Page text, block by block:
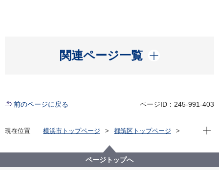
関連ページ一覧
開く
前のページに戻る ページID：245-991-403
現在位置 横浜市トップページ
都筑区トップページ
こんにちは、区長です！ バックナンバー年度別（旧
フォトニュースつづき）
2021年度
現在
ページトップへ